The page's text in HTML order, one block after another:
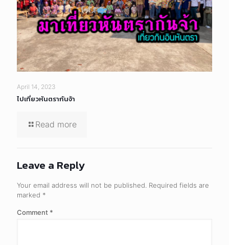
April 14, 2023
ไปเที่ยวหันตรากันจ้า
Read more
Leave a Reply
Your email address will not be published. Required fields are
marked *
Comment *